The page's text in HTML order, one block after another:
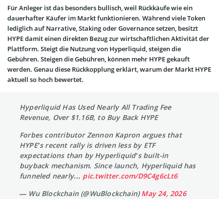
Für Anleger ist das besonders bullisch, weil Rückkäufe wie ein
dauerhafter Käufer im Markt funktionieren. Während viele Token
lediglich auf Narrative, Staking oder Governance setzen, besitzt
HYPE damit einen direkten Bezug zur wirtschaftlichen Aktivität der
Plattform. Steigt die Nutzung von Hyperliquid, steigen die
Gebühren. Steigen die Gebühren, können mehr HYPE gekauft
werden. Genau diese Rückkopplung erklärt, warum der Markt HYPE
aktuell so hoch bewertet.
Hyperliquid Has Used Nearly All Trading Fee
Revenue, Over $1.16B, to Buy Back HYPE
Forbes contributor Zennon Kapron argues that
HYPE’s recent rally is driven less by ETF
expectations than by Hyperliquid’s built-in
buyback mechanism. Since launch, Hyperliquid has
funneled nearly… pic.twitter.com/D9C4g6cLt6
— Wu Blockchain (@WuBlockchain)May 24, 2026